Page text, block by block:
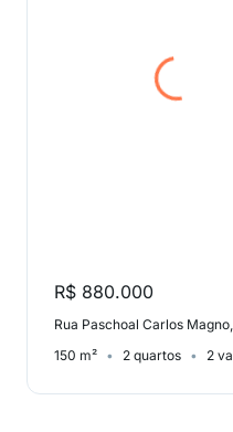
R$ 880.000
150 m²
2 quartos 2